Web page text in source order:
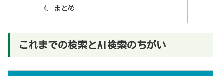
まとめ
これまでの検索とAI検索のちがい